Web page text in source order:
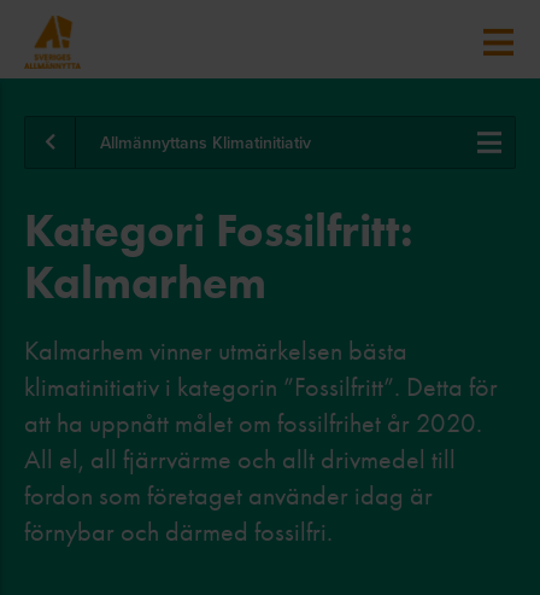
Allmännyttans Klimatinitiativ
Kategori Fossilfritt:
Kalmarhem
Kalmarhem vinner utmärkelsen bästa
klimatinitiativ i kategorin ”Fossilfritt”. Detta för
att ha uppnått målet om fossilfrihet år 2020.
All el, all fjärrvärme och allt drivmedel till
fordon som företaget använder idag är
förnybar och därmed fossilfri.